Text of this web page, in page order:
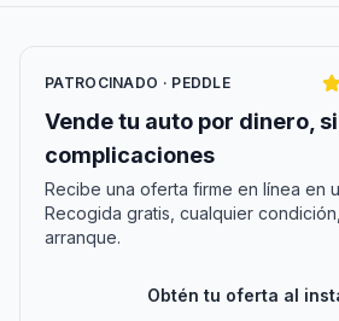
PATROCINADO · PEDDLE
Vende tu auto por dinero,
complicaciones
Recibe una oferta firme en línea en
Recogida gratis, cualquier
arranque.
Obtén tu oferta al